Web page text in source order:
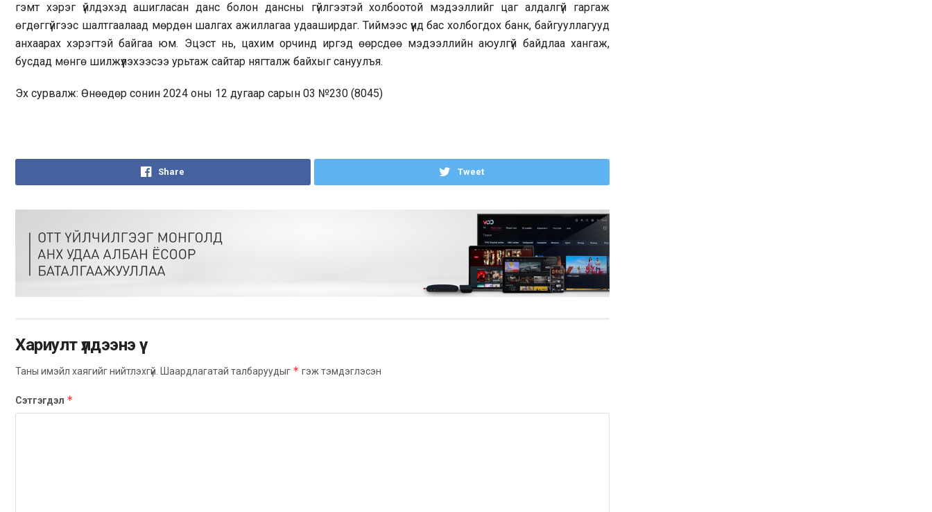
гэмт хэрэг үйлдэхэд ашигласан данс болон дансны гүйлгээтэй холбоотой мэдээллийг цаг алдалгүй гаргаж
өгдөггүйгээс шалтгаалаад мөрдөн шалгах ажиллагаа удааширдаг. Тиймээс үүнд бас холбогдох банк, байгууллагууд
анхаарах хэрэгтэй байгаа юм. Эцэст нь, цахим орчинд иргэд өөрсдөө мэдээллийн аюулгүй байдлаа хангаж,
бусдад мөнгө шилжүүлэхээсээ урьтаж сайтар нягталж байхыг сануулъя.
Эх сурвалж: Өнөөдөр сонин 2024 оны 12 дугаар сарын 03 №230 (8045)
Share Tweet
Хариулт үлдээнэ үү
Таны имэйл хаягийг нийтлэхгүй. Шаардлагатай талбаруудыг * гэж тэмдэглэсэн
Сэтгэгдэл *